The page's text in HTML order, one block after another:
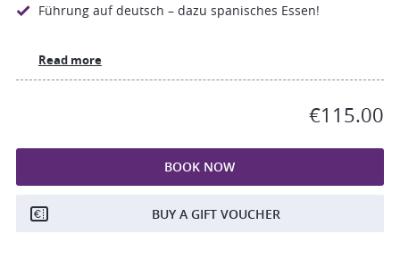
Führung auf deutsch – dazu spanisches Essen!
Read more
€115.00
BOOK NOW
BUY A GIFT VOUCHER